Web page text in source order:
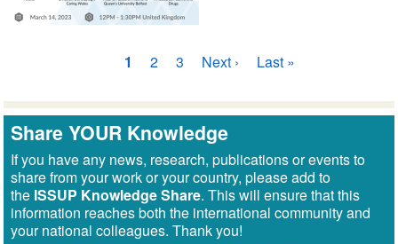
Şu
kullanılan
sayfa
1 Sayfa
2 Sayfa
3
Sonraki
Next ›
Son
Last »
Share YOUR Knowledge
If you have any news, research, publications or events to
share from your work or your country, please add to
the ISSUP Knowledge Share. This will ensure that this
information reaches both the international community and
your national colleagues. Thank you!